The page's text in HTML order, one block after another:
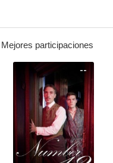
Mejores participaciones
--